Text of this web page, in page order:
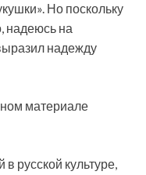
Но поскольку
надеюсь на
надежду
материале
русской культуре,